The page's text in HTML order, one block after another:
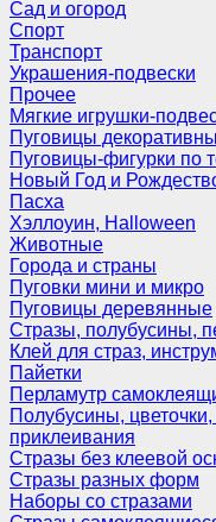
Сад и огород
Спорт
Транспорт
Украшения-подвески
Прочее
Мягкие игрушки-
Пуговицы
Пуговицы-фигурки по
Новый Год и
Пасха
Хэллоуин, Halloween
Животные
Города и страны
Пуговки мини и микро
Пуговицы деревянные
Стразы, полубусины,
Клей для страз,
Пайетки
Перламутр
Полубусины, цветочки,
приклеивания
Стразы без клеевой
Стразы разных форм
Наборы со стразами